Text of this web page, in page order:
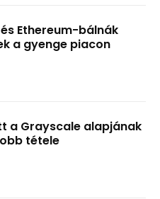
Ethereum-bálnák
a gyenge piacon
a Grayscale alapjának
tétele